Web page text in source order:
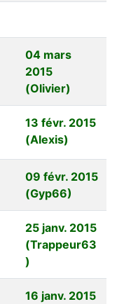
04 mars
2015
(Olivier)
13 févr. 2015
(Alexis)
09 févr. 2015
(Gyp66)
25 janv. 2015
(Trappeur63
)
16 janv. 2015